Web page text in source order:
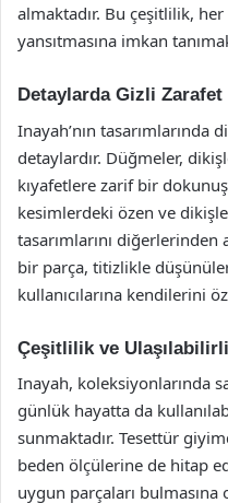
almaktadır. Bu çeşitlilik, her
yansıtmasına imkan
Detaylarda Gizli Zarafet
Inayah’nın
detaylardır. Düğmeler,
kıyafetlere zarif bir
kesimlerdeki özen ve
tasarımlarını
bir parça, titizlikle
kullanıcılarına kendilerini
Çeşitlilik ve
Inayah, koleksiyonlarında
günlük hayatta da
sunmaktadır. Tesettür
beden ölçülerine de hitap
uygun parçaları bulmasına